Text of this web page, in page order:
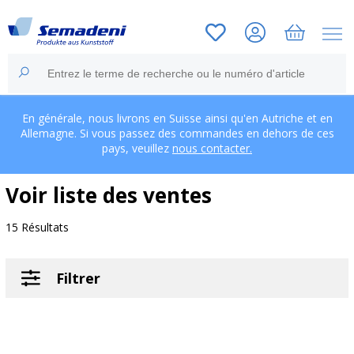
En générale, nous livrons en Suisse ainsi qu'en Autriche et en
Allemagne. Si vous passez des commandes en dehors de ces
pays, veuillez nous contacter.
Voir liste des ventes
15 Résultats
Filtrer